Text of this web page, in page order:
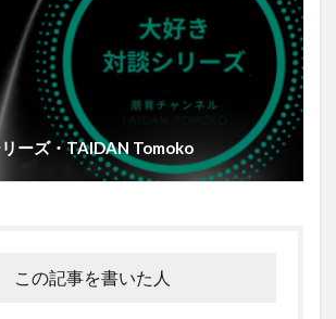
ーズ・TAIDAN Tomoko
この記事を書いた人